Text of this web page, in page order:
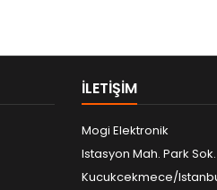
ILETIŞIM
Mogi Elektronik
Istasyon Mah. Park Sok.
Kucukcekmece/